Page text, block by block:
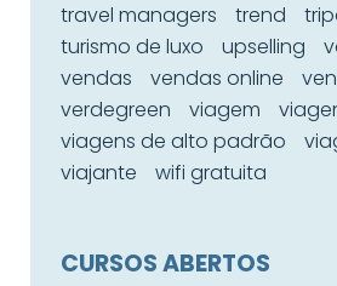
travel managers
trend
turismo de luxo
upselling
vendas
vendas online
verdegreen
viagem
viagens de alto padrão
viajante
wifi gratuita
CURSOS ABERTOS